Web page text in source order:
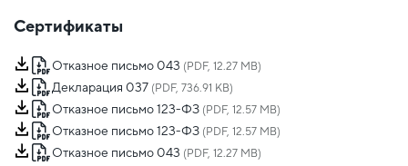
Сертификаты
Отказное письмо 043 (PDF, 12.27 MB)
Декларация 037 (PDF, 736.91 KB)
Отказное письмо 123-ФЗ (PDF, 12.57 MB)
Отказное письмо 123-ФЗ (PDF, 12.57 MB)
Отказное письмо 043 (PDF, 12.27 MB)